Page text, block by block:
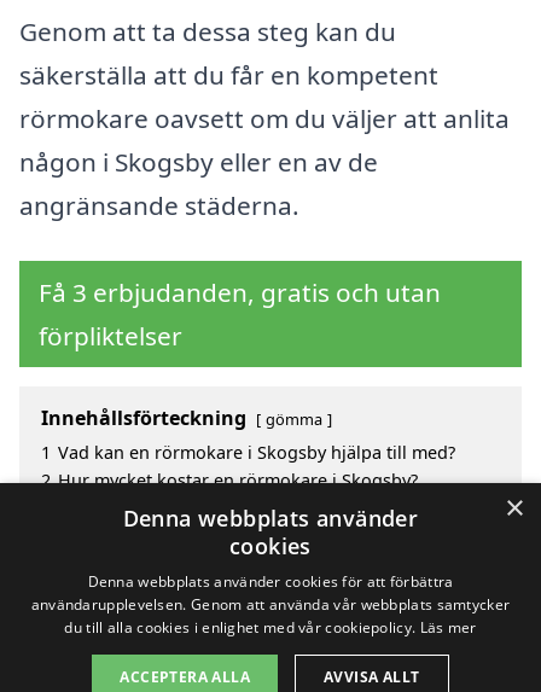
Genom att ta dessa steg kan du
säkerställa att du får en kompetent
rörmokare oavsett om du väljer att anlita
någon i Skogsby eller en av de
angränsande städerna.
Få 3 erbjudanden, gratis och utan
förpliktelser
Innehållsförteckning gömma
1 Vad kan en rörmokare i Skogsby hjälpa till med?
2 Hur mycket kostar en rörmokare i Skogsby?
Fördelar med att välja rörmokare i Skogsby
Sök efter en skicklig rörmokare i de omgivande
Copyright 2026 - Pilanto Aps
×
Denna webbplats använder
cookies
Denna webbplats använder cookies för att förbättra
användarupplevelsen. Genom att använda vår webbplats samtycker
du till alla cookies i enlighet med vår cookiepolicy. Läs mer
ACCEPTERA ALLA AVVISA ALLT